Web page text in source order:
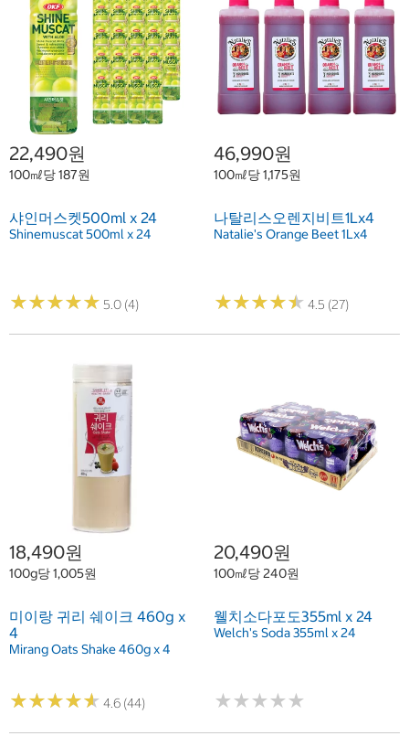
22,490원
100㎖당 187원
샤인머스켓500ml x 24
Shinemuscat 500ml x 24
★★★★★
★★★★★ 5.0 (4)
46,990원
100㎖당 1,175원
나탈리스오렌지비트1Lx4
Natalie's Orange Beet 1Lx4
★★★★★
★★★★★ 4.5 (27)
18,490원
100g당 1,005원
미이랑 귀리 쉐이크 460g x
4
Mirang Oats Shake 460g x 4
★★★★★
★★★★★ 4.6 (44)
20,490원
100㎖당 240원
웰치소다포도355ml x 24
Welch's Soda 355ml x 24
★★★★★
★★★★★